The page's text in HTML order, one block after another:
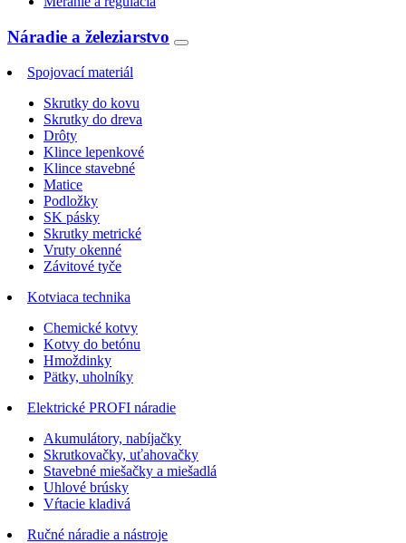
Náradie a železiarstvo
Spojovací materiál
Skrutky do kovu
Skrutky do dreva
Drôty
Klince lepenkové
Klince stavebné
Matice
Podložky
SK pásky
Skrutky metrické
Vruty okenné
Závitové tyče
Kotviaca technika
Chemické kotvy
Kotvy do betónu
Hmoždinky
Pätky, uholníky
Elektrické PROFI náradie
Akumulátory, nabíjačky
Skrutkovačky, uťahovačky
Stavebné miešačky a miešadlá
Uhlové brúsky
Vŕtacie kladivá
Ručné náradie a nástroje